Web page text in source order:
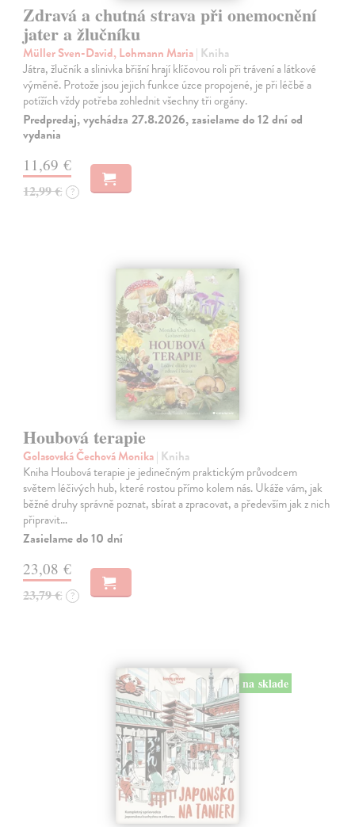
Zdravá a chutná strava při onemocnění
jater a žlučníku
Müller Sven-David, Lohmann Maria| Kniha
Játra, žlučník a slinivka břišní hrají klíčovou roli při trávení a látkové
výměně. Protože jsou jejich funkce úzce propojené, je při léčbě a
potížích vždy potřeba zohlednit všechny tři orgány.
Predpredaj, vychádza 27.8.2026, zasielame do 12 dní od
vydania
11,69 €
12,99 € ?
Houbová terapie
Golasovská Čechová Monika| Kniha
Kniha Houbová terapie je jedinečným praktickým průvodcem
světem léčivých hub, které rostou přímo kolem nás. Ukáže vám, jak
běžné druhy správně poznat, sbírat a zpracovat, a především jak z nich
připravit…
Zasielame do 10 dní
23,08 €
23,79 € ?
na sklade